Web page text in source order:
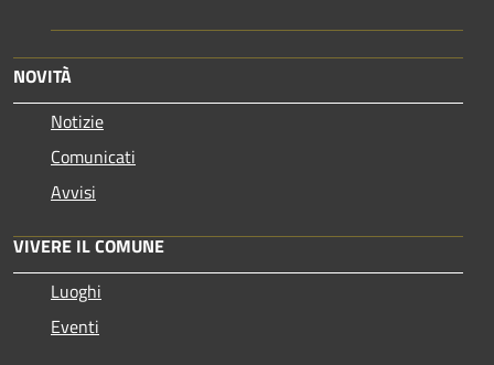
NOVITÀ
Notizie
Comunicati
Avvisi
VIVERE IL COMUNE
Luoghi
Eventi